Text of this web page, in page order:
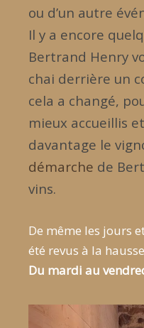
ou d’un autre
Il y a encore
Bertrand Henry
chai derrière un
cela a changé,
mieux accueillis
davantage le
démarche de
vins.
De même les jours
été revus à la
Du mardi au